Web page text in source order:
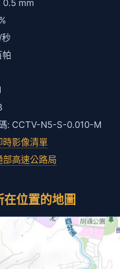
0.5 mm
: CCTV-N5-S-0.010-M
時影像清單
部高速公路局
位置的地圖